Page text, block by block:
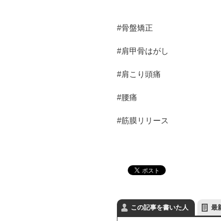
#骨盤矯正
#肩甲骨はがし
#肩こり頭痛
#腰痛
#筋膜リリース
この記事を書いた人 最